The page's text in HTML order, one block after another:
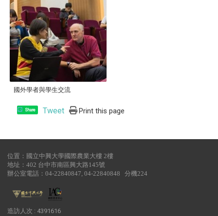
國外學者與學生交流
Share Tweet Print this page
位置：國立中興大學國際農業大樓 2樓
地址：402 台中市南區興大路145號
辦公室電話：04-22840847, 04-22840848 分機224
造訪人次 : 4391616